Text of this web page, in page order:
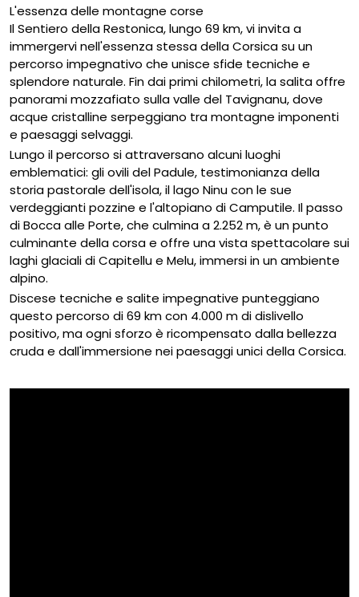
L'essenza delle montagne corse
Il Sentiero della Restonica, lungo 69 km, vi invita a
immergervi nell'essenza stessa della Corsica su un
percorso impegnativo che unisce sfide tecniche e
splendore naturale. Fin dai primi chilometri, la salita offre
panorami mozzafiato sulla valle del Tavignanu, dove
acque cristalline serpeggiano tra montagne imponenti
e paesaggi selvaggi.
Lungo il percorso si attraversano alcuni luoghi
emblematici: gli ovili del Padule, testimonianza della
storia pastorale dell'isola, il lago Ninu con le sue
verdeggianti pozzine e l'altopiano di Camputile. Il passo
di Bocca alle Porte, che culmina a 2.252 m, è un punto
culminante della corsa e offre una vista spettacolare sui
laghi glaciali di Capitellu e Melu, immersi in un ambiente
alpino.
Discese tecniche e salite impegnative punteggiano
questo percorso di 69 km con 4.000 m di dislivello
positivo, ma ogni sforzo è ricompensato dalla bellezza
cruda e dall'immersione nei paesaggi unici della Corsica.